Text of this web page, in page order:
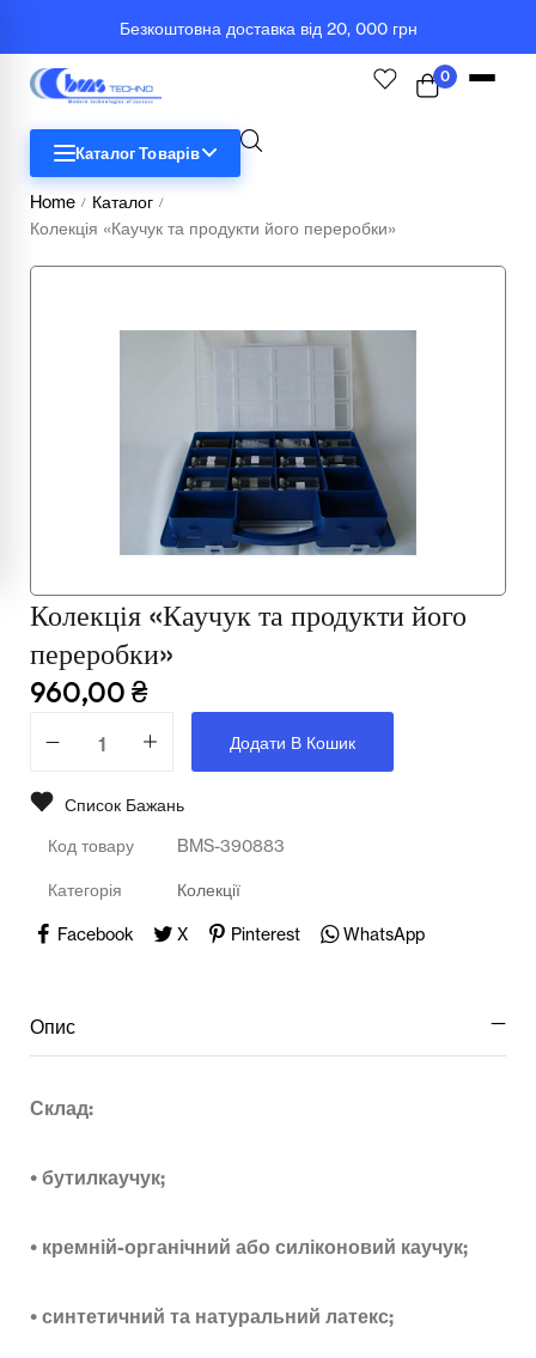
Безкоштовна доставка від 20, 000 грн
0
Каталог Товарів
STEM
Географія
Меблі
Медичні тренажери та манекени
Мультимедійне обладнання
Освіта
Хімія
Home / Каталог /
Колекція «Каучук та продукти його переробки»
Колекція «Каучук та продукти його
переробки»
960,00 ₴
Додати В Кошик
Список Бажань
Код товару BMS-390883
Категорія Колекції
Facebook X Pinterest WhatsApp
Опис
Склад:
• бутилкаучук;
• кремній-органічний або силіконовий каучук;
• синтетичний та натуральний латекс;